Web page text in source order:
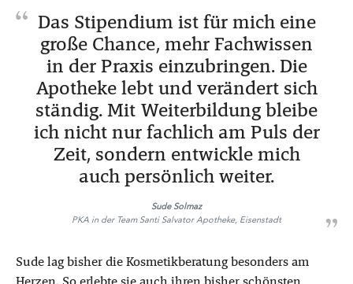
Das Stipendium ist für mich eine
große Chance, mehr Fachwissen
in der Praxis einzubringen. Die
Apotheke lebt und verändert sich
ständig. Mit Weiterbildung bleibe
ich nicht nur fachlich am Puls der
Zeit, sondern entwickle mich
auch persönlich weiter.
Sude Solmaz
PKA in der Team Santi Salvator Apotheke, Eisenstadt
Sude lag bisher die Kosmetikberatung besonders am